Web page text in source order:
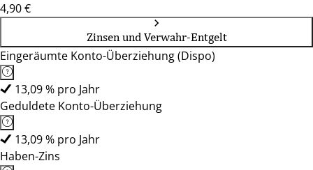
4,90 €
Zinsen und Verwahr-Entgelt
Eingeräumte Konto-Überziehung (Dispo)
13,09 % pro Jahr
Geduldete Konto-Überziehung
13,09 % pro Jahr
Haben-Zins